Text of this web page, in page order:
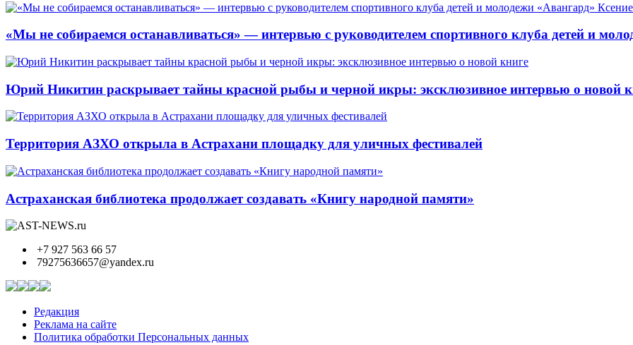
«Мы не собираемся останавливаться» — интервью с руководителем спортивного клуба детей и
Юрий Никитин раскрывает тайны красной рыбы и черной икры: эксклюзивное интервью о новой
Территория АЗХО открыла в Астрахани площадку для уличных фестивалей
Астраханская библиотека продолжает создавать «Книгу народной памяти»
+7 927 563 66 57
79275636657@yandex.ru
Редакция
Реклама на сайте
Политика обработки Персональных данных